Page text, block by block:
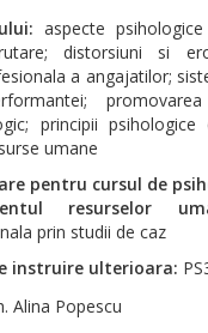
aspecte
distorsiuni si
a angajatilor;
principii
umane
pentru cursul de
resurselor
prin studii de caz
instruire ulterioara:
Alina Popescu